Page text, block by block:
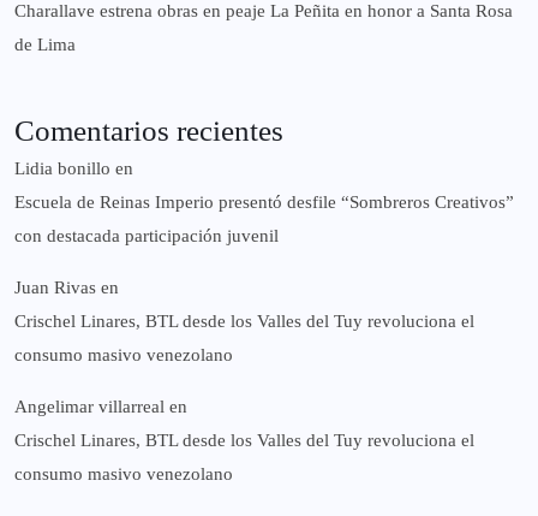
Charallave estrena obras en peaje La Peñita en honor a Santa Rosa
de Lima
Comentarios recientes
Lidia bonillo en
Escuela de Reinas Imperio presentó desfile “Sombreros Creativos”
con destacada participación juvenil
Juan Rivas en
Crischel Linares, BTL desde los Valles del Tuy revoluciona el
consumo masivo venezolano
Angelimar villarreal en
Crischel Linares, BTL desde los Valles del Tuy revoluciona el
consumo masivo venezolano